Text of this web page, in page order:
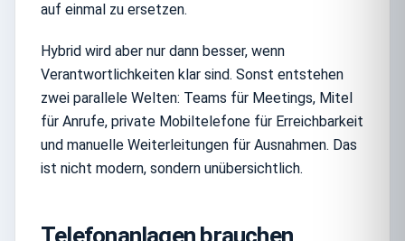
auf einmal zu ersetzen.
Hybrid wird aber nur dann besser, wenn
Verantwortlichkeiten klar sind. Sonst entstehen
zwei parallele Welten: Teams für Meetings, Mitel
für Anrufe, private Mobiltelefone für Erreichbarkeit
und manuelle Weiterleitungen für Ausnahmen. Das
ist nicht modern, sondern unübersichtlich.